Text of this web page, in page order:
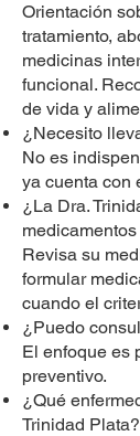
Orientación
tratamiento,
medicinas
funcional.
de vida y
¿Necesito
No es
ya cuenta con
¿La Dra.
Revisa su
formular
cuando el
¿Puedo
El enfoque es
preventivo.
¿Qué
Trinidad